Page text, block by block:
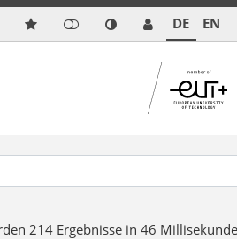
DE EN
214 Ergebnisse in 46